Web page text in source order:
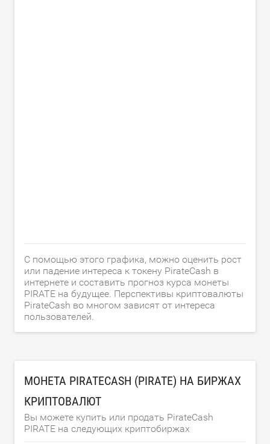
С помощью этого графика, можно оценить рост
или падение интереса к токену PirateCash в
интернете и составить прогноз курса монеты
PIRATE на будущее. Перспективы криптовалюты
PirateCash во многом зависят от интереса
пользователей.
МОНЕТА PIRATECASH (PIRATE) НА БИРЖАХ
КРИПТОВАЛЮТ
Вы можете купить или продать PirateCash
PIRATE на следующих криптобиржах